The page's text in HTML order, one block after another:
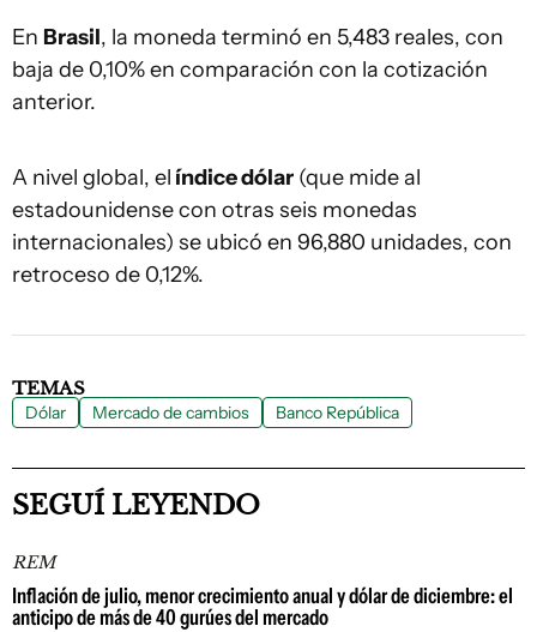
En Brasil, la moneda terminó en 5,483 reales, con
baja de 0,10% en comparación con la cotización
anterior.
A nivel global, el índice dólar (que mide al
estadounidense con otras seis monedas
internacionales) se ubicó en 96,880 unidades, con
retroceso de 0,12%.
TEMAS
Dólar Mercado de cambios Banco República
SEGUÍ LEYENDO
REM
Inflación de julio, menor crecimiento anual y dólar de diciembre: el
anticipo de más de 40 gurúes del mercado